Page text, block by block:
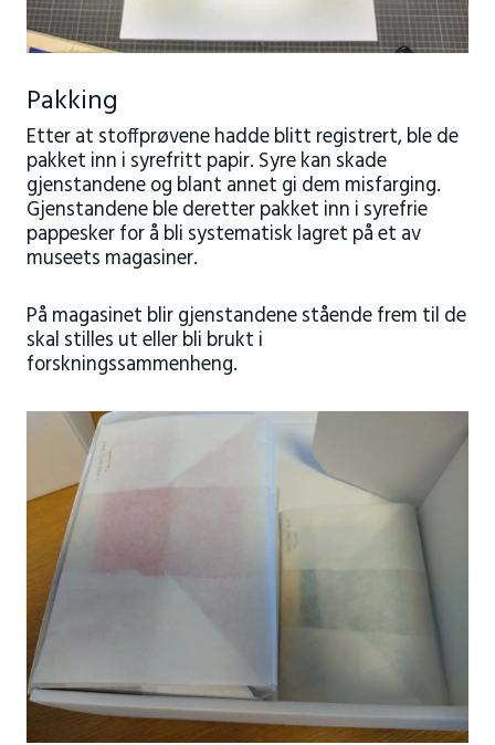
Pakking
Etter at stoffprøvene hadde blitt registrert, ble de
pakket inn i syrefritt papir. Syre kan skade
gjenstandene og blant annet gi dem misfarging.
Gjenstandene ble deretter pakket inn i syrefrie
pappesker for å bli systematisk lagret på et av
museets magasiner.
På magasinet blir gjenstandene stående frem til de
skal stilles ut eller bli brukt i
forskningssammenheng.